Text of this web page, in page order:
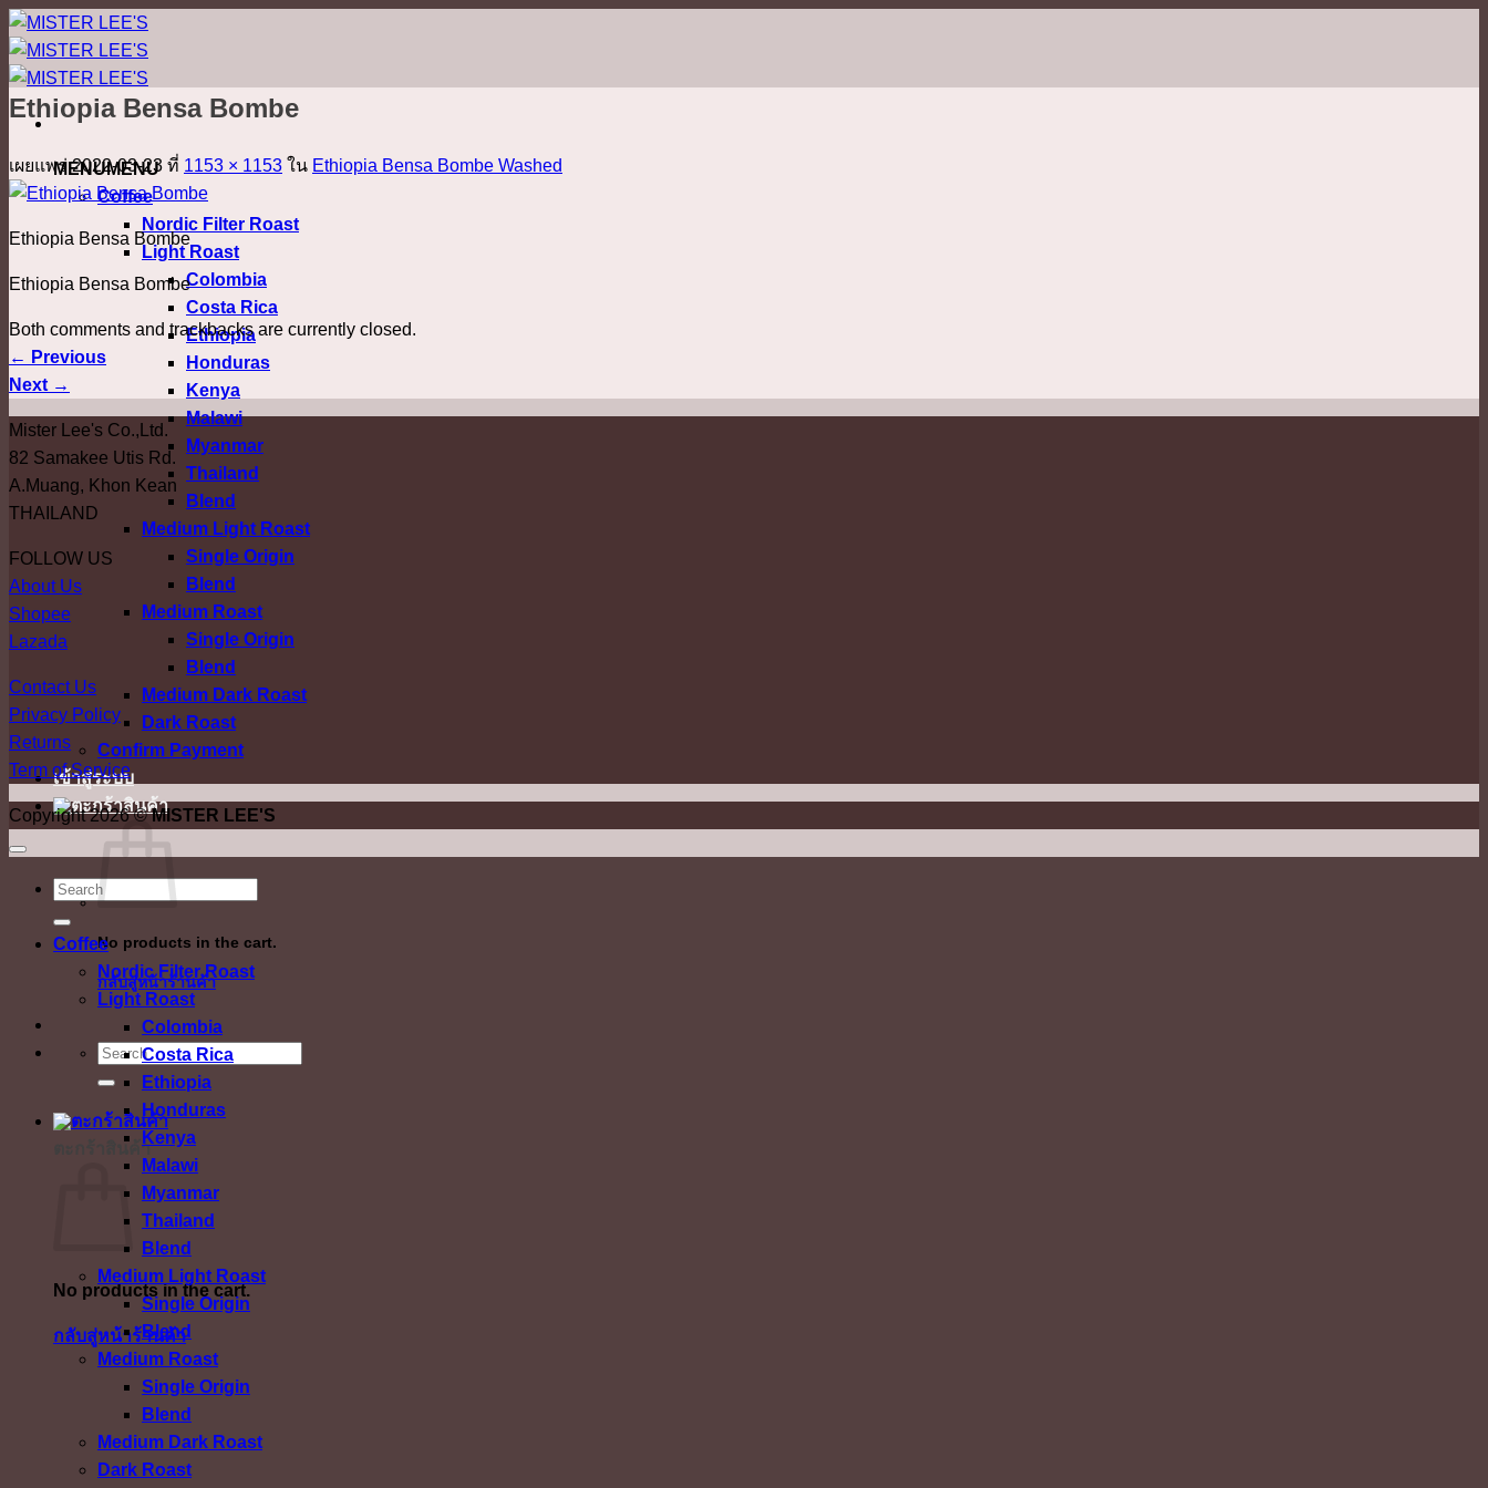
ข้าม
ไป
ยัง
เนื้อหา
MENUMENU
Coffee
Nordic Filter Roast
Light Roast
Colombia
Costa Rica
Ethiopia
Honduras
Kenya
Malawi
Myanmar
Thailand
Blend
Medium Light Roast
Single Origin
Blend
Medium Roast
Single Origin
Blend
Medium Dark Roast
Dark Roast
Confirm Payment
เข้าสู่ระบบ
No products in the cart.
กลับสู่หน้าร้านค้า
ค้นหา:
ตะกร้าสินค้า
No products in the cart.
กลับสู่หน้าร้านค้า
Ethiopia Bensa Bombe
เผยแพร่2022-03-23 ที่ 1153 × 1153 ใน Ethiopia Bensa Bombe Washed
Ethiopia Bensa Bombe
Ethiopia Bensa Bombe
Both comments and trackbacks are currently closed.
← Previous
Next →
Mister Lee's Co.,Ltd.
82 Samakee Utis Rd.
A.Muang, Khon Kean
THAILAND
FOLLOW US
About Us
Shopee
Lazada
Contact Us
Privacy Policy
Returns
Term of Service
Copyright 2026 ©MISTER LEE'S
ค้นหา:
Coffee
Nordic Filter Roast
Light Roast
Colombia
Costa Rica
Ethiopia
Honduras
Kenya
Malawi
Myanmar
Thailand
Blend
Medium Light Roast
Single Origin
Blend
Medium Roast
Single Origin
Blend
Medium Dark Roast
Dark Roast